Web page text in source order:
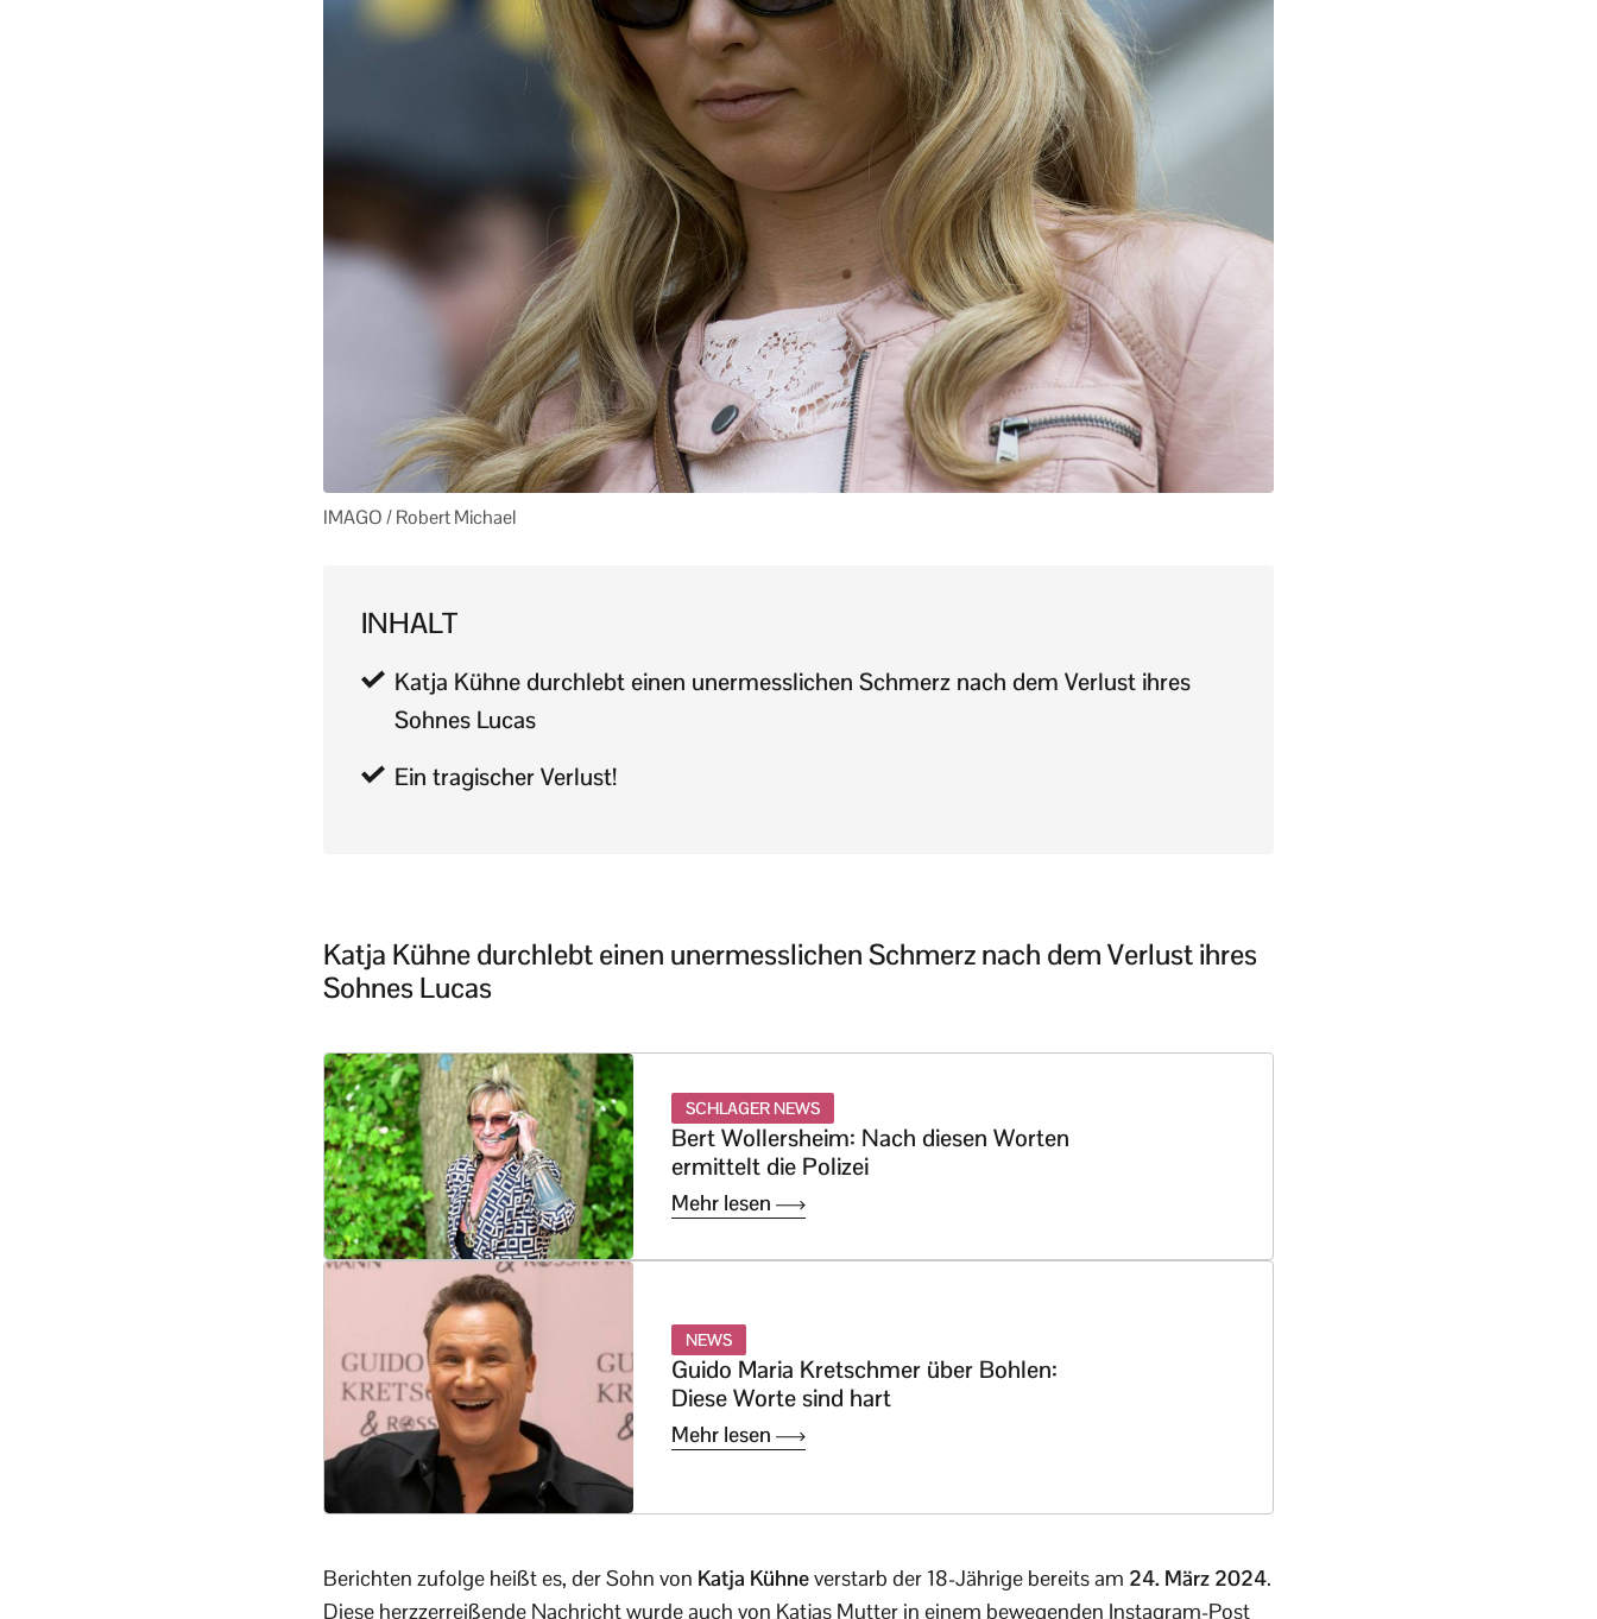
IMAGO / Robert Michael
INHALT
Katja Kühne durchlebt einen unermesslichen Schmerz nach dem Verlust ihres
Sohnes Lucas
Ein tragischer Verlust!
Katja Kühne durchlebt einen unermesslichen Schmerz nach dem Verlust ihres
Sohnes Lucas
SCHLAGER NEWS
Bert Wollersheim: Nach diesen Worten
ermittelt die Polizei
Mehr lesen
NEWS
Guido Maria Kretschmer über Bohlen:
Diese Worte sind hart
Mehr lesen
Berichten zufolge heißt es, der Sohn von Katja Kühneverstarb der 18-Jährige bereits am 24. März 2024.
Diese herzzerreißende Nachricht wurde auch von Katjas Mutter in einem bewegenden Instagram-Post